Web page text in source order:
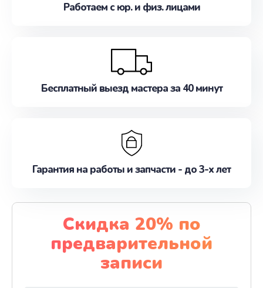
Работаем с юр. и физ. лицами
Бесплатный выезд мастера за 40 минут
Гарантия на работы и запчасти - до 3-х лет
Скидка 20% по
предварительной
записи